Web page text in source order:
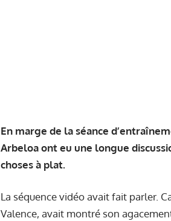
En marge de la séance
Arbeloa ont eu une longue
choses à plat.
La séquence vidéo avait fait parler.
Valence, avait montré son